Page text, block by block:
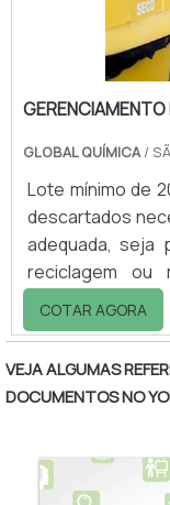
compromisso
GLOBAL QUÍMICA/
Lote mínimo de
descartados
adequada, seja
reciclagem ou
correto, em um
para que cada
o controle e
fundamental e
esse tipo de
empresas
COTAR AGORA
VEJA ALGUMAS
DOCUMENTOS NO